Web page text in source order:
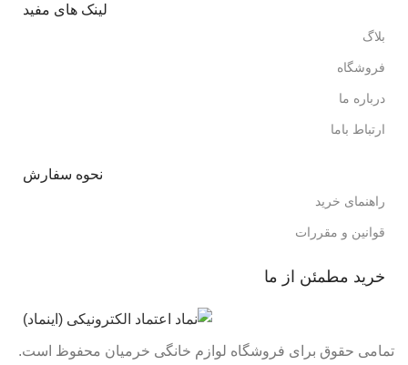
لینک های مفید
بلاگ
فروشگاه
درباره ما
ارتباط باما
نحوه سفارش
راهنمای خرید
قوانین و مقررات
خرید مطمئن از ما
تمامی حقوق برای فروشگاه لوازم خانگی خرمیان محفوظ است.